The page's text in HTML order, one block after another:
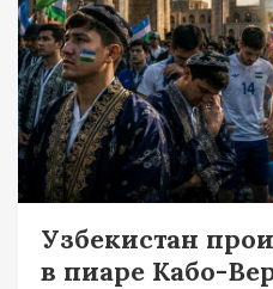
Узбекистан
в пиаре Кабо-